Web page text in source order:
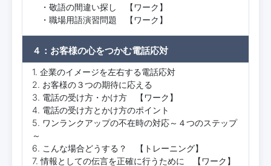
・敬語の間違い探し 【ワーク】
・職場用語演習問題 【ワーク】
４：お客様の心をつかむ電話応対
1. 企業のイメージを左右する電話応対
2. お客様の３つの期待に応える
3. 電話の受け方・かけ方 【ワーク】
4. 電話の受け方とかけ方のポイント
5. ワンランクアップの不在時の対応～４つのステップ
～
6. こんな場合どうする？ 【トレーニング】
7. 情報としての伝言を正確に行うために 【ワーク】